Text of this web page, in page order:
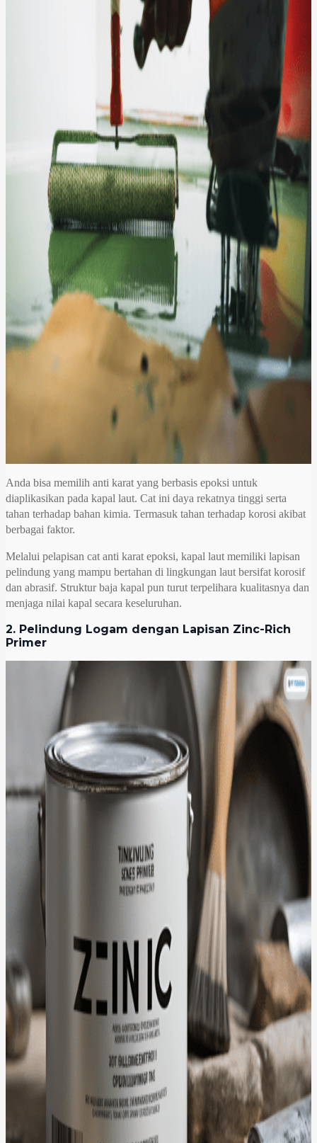
Anda bisa memilih anti karat yang berbasis epoksi untuk
diaplikasikan pada kapal laut. Cat ini daya rekatnya tinggi serta
tahan terhadap bahan kimia. Termasuk tahan terhadap korosi akibat
berbagai faktor.
Melalui pelapisan cat anti karat epoksi, kapal laut memiliki lapisan
pelindung yang mampu bertahan di lingkungan laut bersifat korosif
dan abrasif. Struktur baja kapal pun turut terpelihara kualitasnya dan
menjaga nilai kapal secara keseluruhan.
2. Pelindung Logam dengan Lapisan Zinc-Rich
Primer